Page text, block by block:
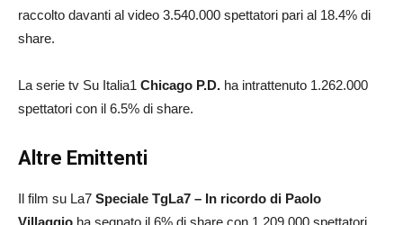
raccolto davanti al video 3.540.000 spettatori pari al 18.4% di
share.
La serie tv Su Italia1 Chicago P.D. ha intrattenuto 1.262.000
spettatori con il 6.5% di share.
Altre Emittenti
Il film su La7 Speciale TgLa7 – In ricordo di Paolo
Villaggio ha segnato il 6% di share con 1.209.000 spettatori.